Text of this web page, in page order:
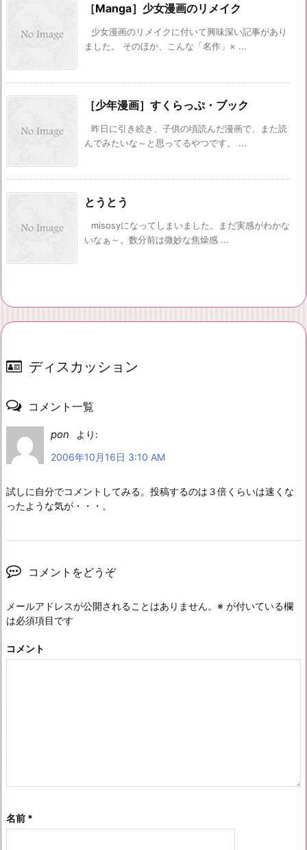
［Manga］少女漫画のリメイク
少女漫画のリメイクに付いて興味深い記事があり
ました。 そのほか、こんな「名作」× ...
［少年漫画］すくらっぷ・ブック
昨日に引き続き、子供の頃読んだ漫画で、また読
んでみたいな～と思ってるやつです。 ...
とうとう
misosyになってしまいました。まだ実感がわかな
いなぁ～。数分前は微妙な焦燥感 ...
ディスカッション
コメント一覧
pon
より:
2006年10月16日 3:10 AM
試しに自分でコメントしてみる。投稿するのは３倍くらいは速くな
ったような気が・・・。
コメントをどうぞ
メールアドレスが公開されることはありません。 ※ が付いている欄
は必須項目です
コメント
名前 *